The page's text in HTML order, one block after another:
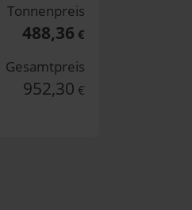
Tonnenpreis
488,36 €
Gesamtpreis
952,30 €